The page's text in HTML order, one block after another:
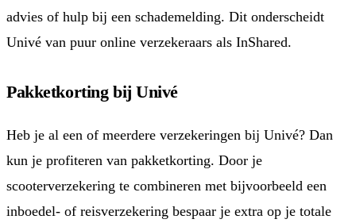
advies of hulp bij een schademelding. Dit onderscheidt
Univé van puur online verzekeraars als InShared.
Pakketkorting bij Univé
Heb je al een of meerdere verzekeringen bij Univé? Dan
kun je profiteren van pakketkorting. Door je
scooterverzekering te combineren met bijvoorbeeld een
inboedel- of reisverzekering bespaar je extra op je totale